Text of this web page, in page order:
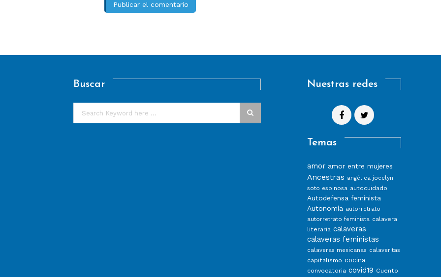
Buscar Nuestras redes
Temas
amor amor entre mujeres
Ancestras angélica jocelyn
soto espinosa autocuidado
Autodefensa feminista
Autonomía autorretrato
autorretrato feminista calavera
literaria calaveras
calaveras feministas
calaveras mexicanas calaveritas
capitalismo cocina
convocatoria covid19 Cuento